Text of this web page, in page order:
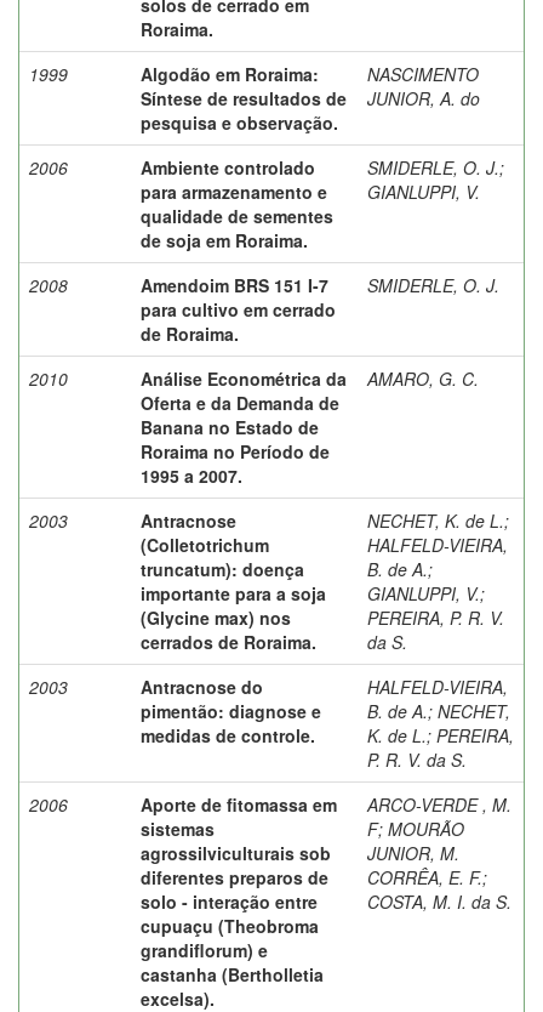
Roraima.
1999
Algodão em Roraima:
Síntese de resultados de
pesquisa e observação.
NASCIMENTO
JUNIOR, A. do
2006
Ambiente controlado
para armazenamento e
qualidade de sementes
de soja em Roraima.
SMIDERLE, O. J.;
GIANLUPPI, V.
2008
Amendoim BRS 151 I-7
para cultivo em cerrado
de Roraima.
SMIDERLE, O. J.
2010
Análise Econométrica da
Oferta e da Demanda de
Banana no Estado de
Roraima no Período de
1995 a 2007.
AMARO, G. C.
2003
Antracnose
(Colletotrichum
truncatum): doença
importante para a soja
(Glycine max) nos
cerrados de Roraima.
NECHET, K. de L.;
HALFELD-VIEIRA,
B. de A.;
GIANLUPPI, V.;
PEREIRA, P. R. V.
da S.
2003
Antracnose do
pimentão: diagnose e
medidas de controle.
HALFELD-VIEIRA,
B. de A.; NECHET,
K. de L.; PEREIRA,
P. R. V. da S.
2006
Aporte de fitomassa em
sistemas
agrossilviculturais sob
diferentes preparos de
solo - interação entre
cupuaçu (Theobroma
grandiflorum) e
castanha (Bertholletia
excelsa).
ARCO-VERDE , M.
F; MOURÃO
JUNIOR, M.
CORRÊA, E. F.;
COSTA, M. I. da S.